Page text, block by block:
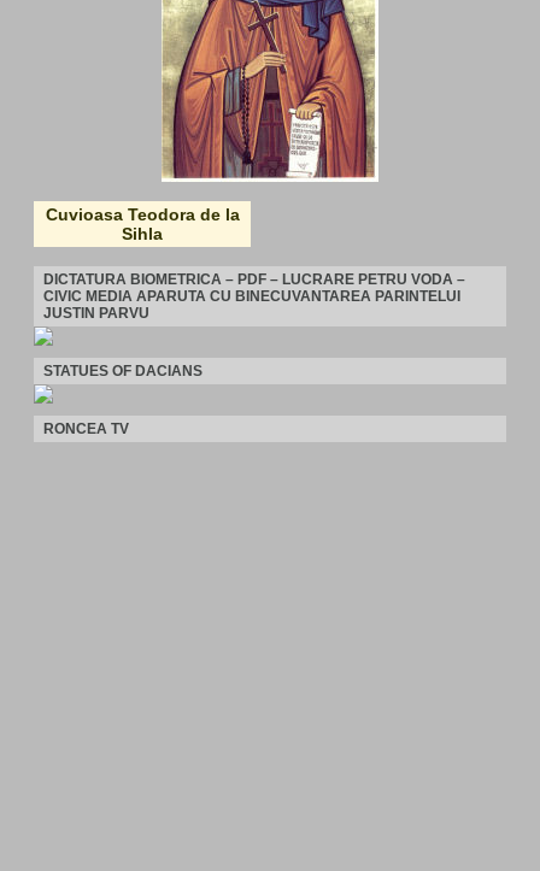
Cuvioasa Teodora de la
Sihla
DICTATURA BIOMETRICA – PDF – LUCRARE PETRU VODA –
CIVIC MEDIA APARUTA CU BINECUVANTAREA PARINTELUI
JUSTIN PARVU
STATUES OF DACIANS
RONCEA TV